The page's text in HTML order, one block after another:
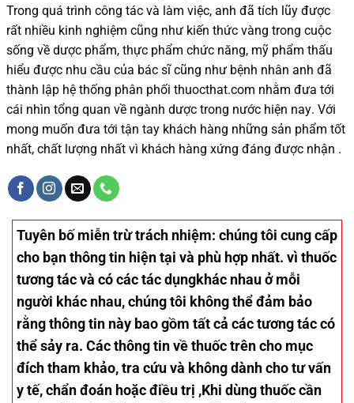
Trong quá trình công tác và làm việc, anh đã tích lũy được
rất nhiều kinh nghiệm cũng như kiến thức vàng trong cuộc
sống về dược phẩm, thực phẩm chức năng, mỹ phẩm thấu
hiểu được nhu cầu của bác sĩcũng như bệnh nhân anh đã
thành lập hệ thống phân phối thuocthat.com nhằm đưa tới
cái nhìn tổng quan về ngành dược trong nước hiện nay. Với
mong muốn đưa tới tận tay khách hàng những sản phẩm tốt
nhất, chất lượng nhất vì khách hàng xứng đáng được nhận .
Tuyên bố miễn trừ trách nhiệm: chúng tôi cung cấp
cho bạn thông tin hiện tại và phù hợp nhất. vì thuốc
tương tác và có các tác dụngkhác nhau ở mỗi
người khác nhau, chúng tôi không thể đảm bảo
rằng thông tin này bao gồm tất cả các tương tác có
thể sảy ra. Các thông tin về thuốc trên cho mục
đích tham khảo, tra cứu và không dành cho tư vấn
y tế, chẩn đoán hoặc điều trị ,Khi dùng thuốc cần